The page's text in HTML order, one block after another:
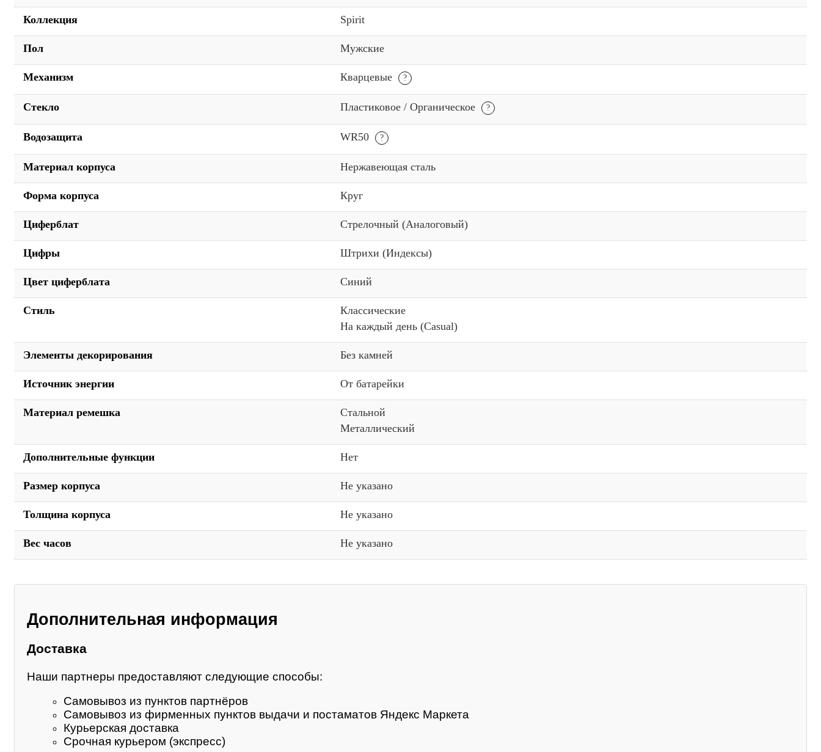
Коллекция Spirit
Пол Мужские
Механизм Кварцевые
Стекло Пластиковое / Органическое
Водозащита WR50
Материал корпуса Нержавеющая сталь
Форма корпуса Круг
Циферблат Стрелочный (Аналоговый)
Цифры Штрихи (Индексы)
Цвет циферблата Синий
Стиль
Классические
На каждый день (Casual)
Элементы декорирования Без камней
Источник энергии От батарейки
Материал ремешка
Стальной
Металлический
Дополнительные функции Нет
Размер корпуса Не указано
Толщина корпуса Не указано
Вес часов Не указано
Дополнительная информация
Доставка
Наши партнеры предоставляют следующие способы:
Самовывоз из пунктов партнёров
Самовывоз из фирменных пунктов выдачи и постаматов Яндекс Маркета
Курьерская доставка
Срочная курьером (экспресс)